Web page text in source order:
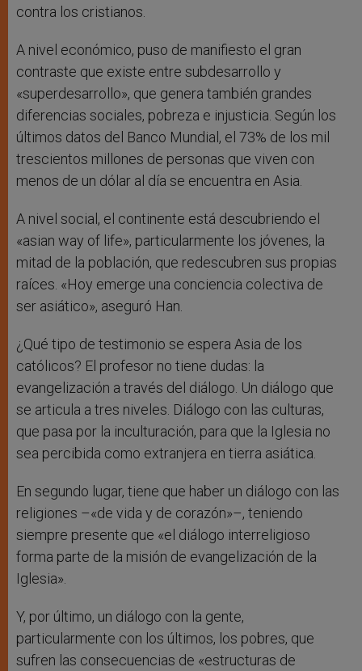
contra los cristianos.
A nivel económico, puso de manifiesto el gran
contraste que existe entre subdesarrollo y
«superdesarrollo», que genera también grandes
diferencias sociales, pobreza e injusticia. Según los
últimos datos del Banco Mundial, el 73% de los mil
trescientos millones de personas que viven con
menos de un dólar al día se encuentra en Asia.
A nivel social, el continente está descubriendo el
«asian way of life», particularmente los jóvenes, la
mitad de la población, que redescubren sus propias
raíces. «Hoy emerge una conciencia colectiva de
ser asiático», aseguró Han.
¿Qué tipo de testimonio se espera Asia de los
católicos? El profesor no tiene dudas: la
evangelización a través del diálogo. Un diálogo que
se articula a tres niveles. Diálogo con las culturas,
que pasa por la inculturación, para que la Iglesia no
sea percibida como extranjera en tierra asiática.
En segundo lugar, tiene que haber un diálogo con las
religiones –«de vida y de corazón»–, teniendo
siempre presente que «el diálogo interreligioso
forma parte de la misión de evangelización de la
Iglesia».
Y, por último, un diálogo con la gente,
particularmente con los últimos, los pobres, que
sufren las consecuencias de «estructuras de